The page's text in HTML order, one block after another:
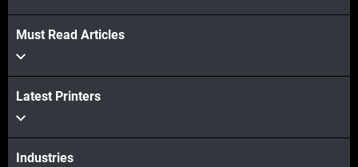
Must Read Articles
Latest Printers
Industries